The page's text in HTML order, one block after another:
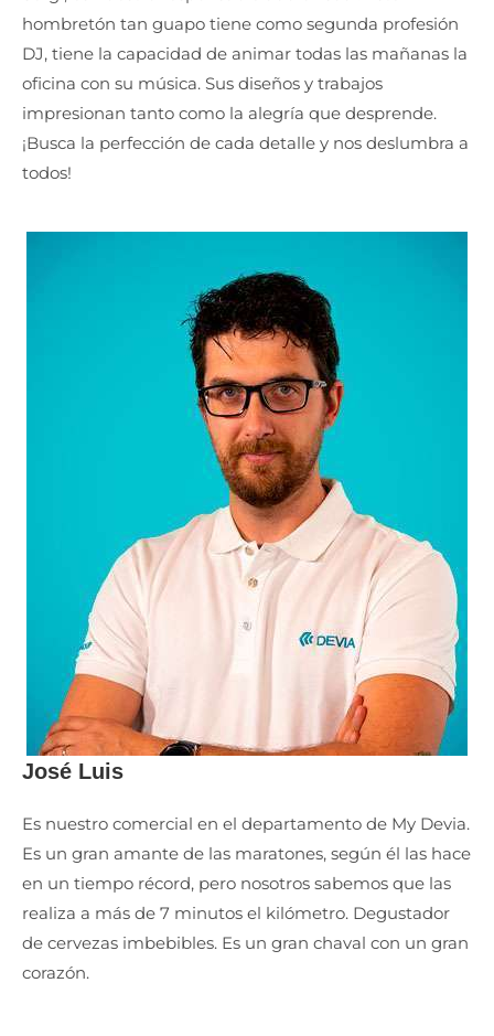
hombretón tan guapo tiene como segunda profesión
DJ, tiene la capacidad de animar todas las mañanas la
oficina con su música. Sus diseños y trabajos
impresionan tanto como la alegría que desprende.
¡Busca la perfección de cada detalle y nos deslumbra a
todos!
José Luis
Es nuestro comercial en el departamento de My Devia.
Es un gran amante de las maratones, según él las hace
en un tiempo récord, pero nosotros sabemos que las
realiza a más de 7 minutos el kilómetro. Degustador
de cervezas imbebibles. Es un gran chaval con un gran
corazón.